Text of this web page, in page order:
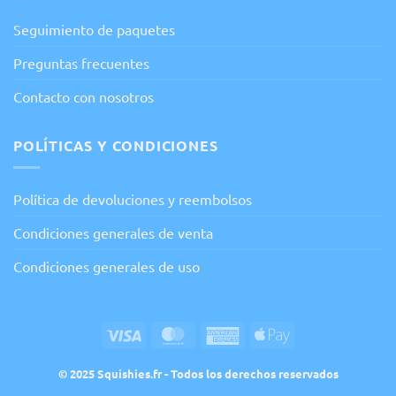
Seguimiento de paquetes
Preguntas frecuentes
Contacto con nosotros
POLÍTICAS Y CONDICIONES
Política de devoluciones y reembolsos
Condiciones generales de venta
Condiciones generales de uso
Visa MasterCardAmericanApple
© 2025 Squishies.fr - Todos los derechos reservados